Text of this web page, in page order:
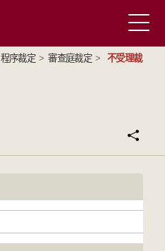
程序裁定 > 審查庭裁定 >
不受理裁